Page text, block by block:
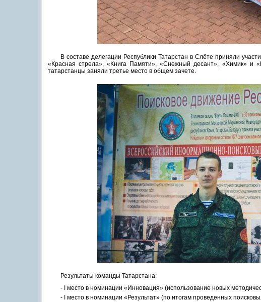
В составе делегации Республики Татарстан в Слёте приняли
«Красная стрела», «Книга Памяти», «Снежный десант», «Химик» и
татарстанцы заняли третье место в общем зачете.
Результаты команды Татарстана:
- I место в номинации «Инновация» (использование новых
- I место в номинации «Результат» (по итогам проведенных